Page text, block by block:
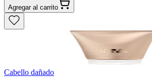
Agregar al carrito
Cabello dañado